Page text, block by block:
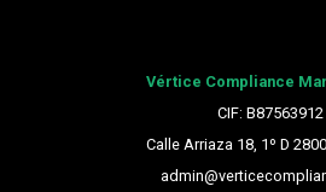
Vértice Compliance
CIF: B87563912
Calle Arriaza 18, 1º D